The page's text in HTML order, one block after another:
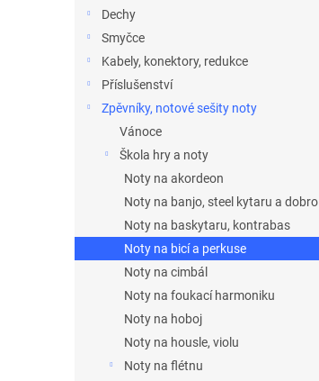
Dechy
Smyčce
Kabely, konektory, redukce
Příslušenství
Zpěvníky, notové sešity noty
Vánoce
Škola hry a noty
Noty na akordeon
Noty na banjo, steel kytaru a dobro
Noty na baskytaru, kontrabas
Noty na bicí a perkuse
Noty na cimbál
Noty na foukací harmoniku
Noty na hoboj
Noty na housle, violu
Noty na flétnu